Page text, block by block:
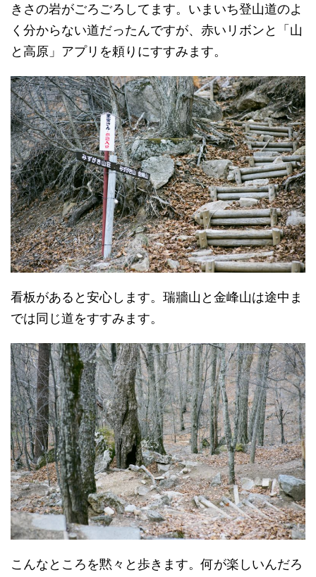
きさの岩がごろごろしてます。いまいち登山道のよ
く分からない道だったんですが、赤いリボンと「山
と高原」アプリを頼りにすすみます。
看板があると安心します。瑞牆山と金峰山は途中ま
では同じ道をすすみます。
こんなところを黙々と歩きます。何が楽しいんだろ